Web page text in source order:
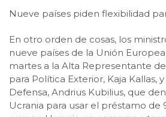
Nueve países piden flexibilidad
En otro orden de cosas, los
nueve países de la Unión
martes a la Alta Representante
para Política Exterior, Kaja Kallas,
Defensa, Andrius Kubilius, que
Ucrania para usar el préstamo de